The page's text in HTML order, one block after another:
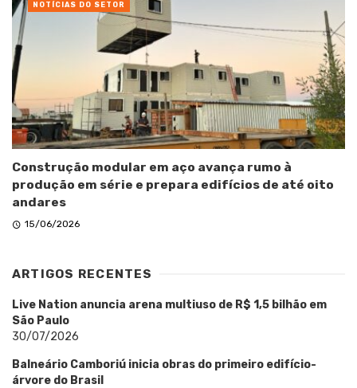
Construção modular em aço avança rumo à
produção em série e prepara edifícios de até oito
andares
15/06/2026
NOTÍCIAS DO SETOR
ARTIGOS RECENTES
Live Nation anuncia arena multiuso de R$ 1,5 bilhão em
São Paulo
30/07/2026
Balneário Camboriú inicia obras do primeiro edifício-
árvore do Brasil